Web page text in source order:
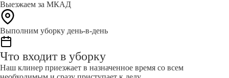
Выезжаем за МКАД
Выполним уборку день-в-день
Что входит в уборку
Наш клинер приезжает в назначенное время со всем